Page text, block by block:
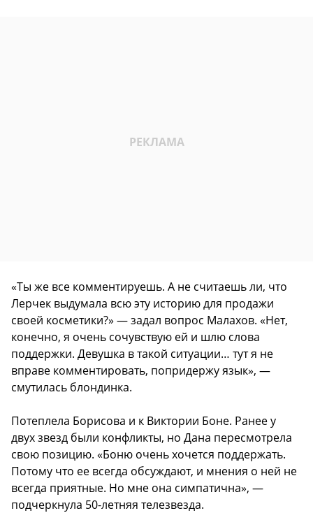
«Ты же все комментируешь. А не считаешь ли, что
Лерчек выдумала всю эту историю для продажи
своей косметики?» — задал вопрос Малахов. «Нет,
конечно, я очень сочувствую ей и шлю слова
поддержки. Девушка в такой ситуации… тут я не
вправе комментировать, попридержу язык», —
смутилась блондинка.
Потеплела Борисова и к Виктории Боне. Ранее у
двух звезд были конфликты, но Дана пересмотрела
свою позицию. «Боню очень хочется поддержать.
Потому что ее всегда обсуждают, и мнения о ней не
всегда приятные. Но мне она симпатична», —
подчеркнула 50-летняя телезвезда.